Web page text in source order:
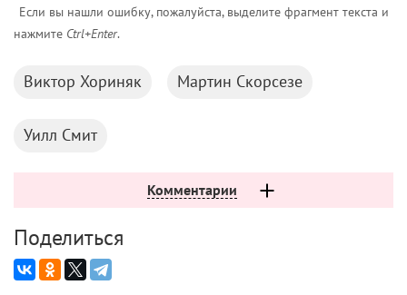
Если вы нашли ошибку, пожалуйста, выделите фрагмент текста и
нажмите Ctrl+Enter.
Виктор Хориняк Мартин Скорсезе
Уилл Смит
Комментарии
Поделиться